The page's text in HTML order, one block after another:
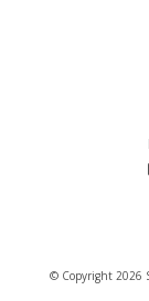
© Copyright 2026